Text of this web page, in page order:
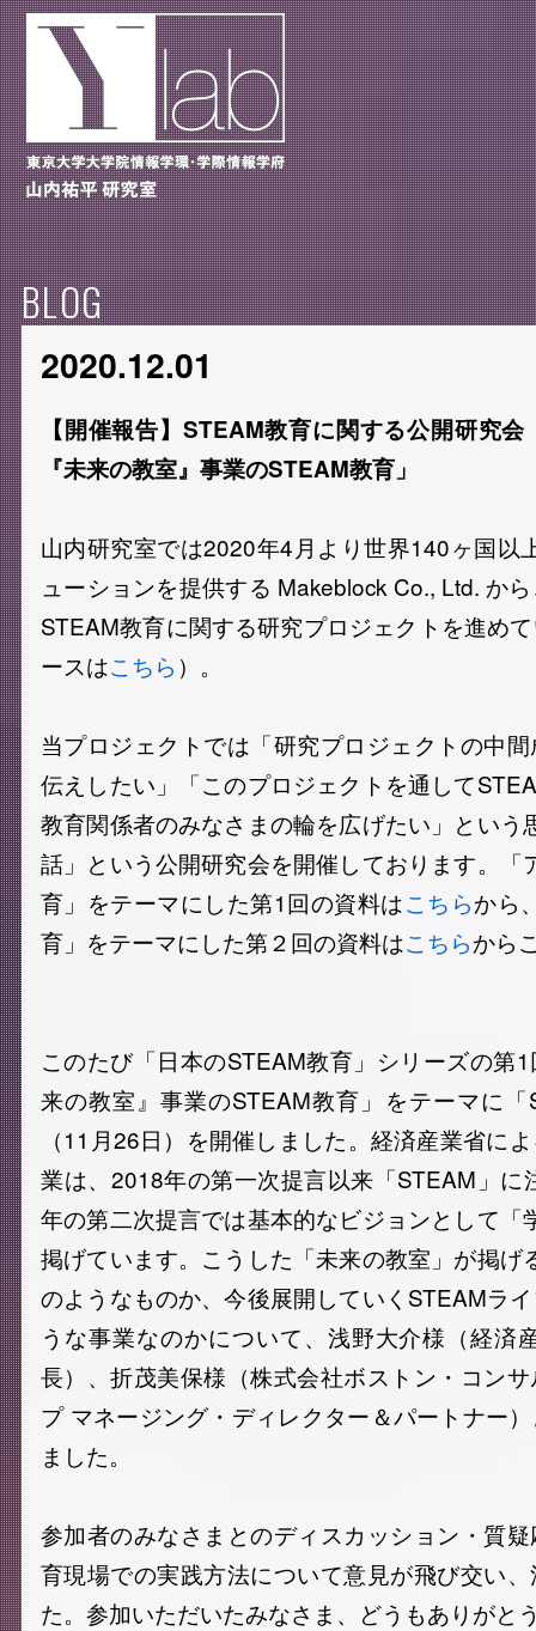
BLOG
2020.12.01
【開催報告】STEAM教育に関する公開研究
『未来の教室』事業のSTEAM教育」
山内研究室では2020年4月より世界140ヶ国以
ューションを提供する Makeblock Co., Ltd. か
STEAM教育に関する研究プロジェクトを進め
ースはこちら ）。
当プロジェクトでは「研究プロジェクトの中
伝えしたい」「このプロジェクトを通して
教育関係者のみなさまの輪を広げたい」という
話」という公開研究会を開催しております。「
育」をテーマにした第1回の資料はこちらから
育」をテーマにした第２回の資料はこちらから
このたび「日本のSTEAM教育」シリーズの第
来の教室』事業のSTEAM教育」をテーマに
（11月26日）を開催しました。経済産業省に
業は、2018年の第一次提言以来「STEAM」に
年の第二次提言では基本的なビジョンとして「
掲げています。こうした「未来の教室」が掲げ
のようなものか、今後展開していくSTEAMラ
うな事業なのかについて、浅野大介様（経済
長）、折茂美保様（株式会社ボストン・コン
プ マネージング・ディレクター＆パートナー
ました。
参加者のみなさまとのディスカッション・質
育現場での実践方法について意見が飛び交い
た。参加いただいたみなさま、どうもありがと